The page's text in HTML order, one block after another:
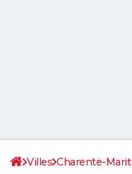
Villes Charente-